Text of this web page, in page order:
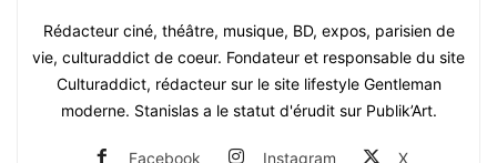
Rédacteur ciné, théâtre, musique, BD, expos, parisien de
vie, culturaddict de coeur. Fondateur et responsable du site
Culturaddict, rédacteur sur le site lifestyle Gentleman
moderne. Stanislas a le statut d'érudit sur Publik’Art.
Facebook Instagram X